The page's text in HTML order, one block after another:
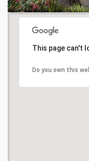
This page can't
Do you own this